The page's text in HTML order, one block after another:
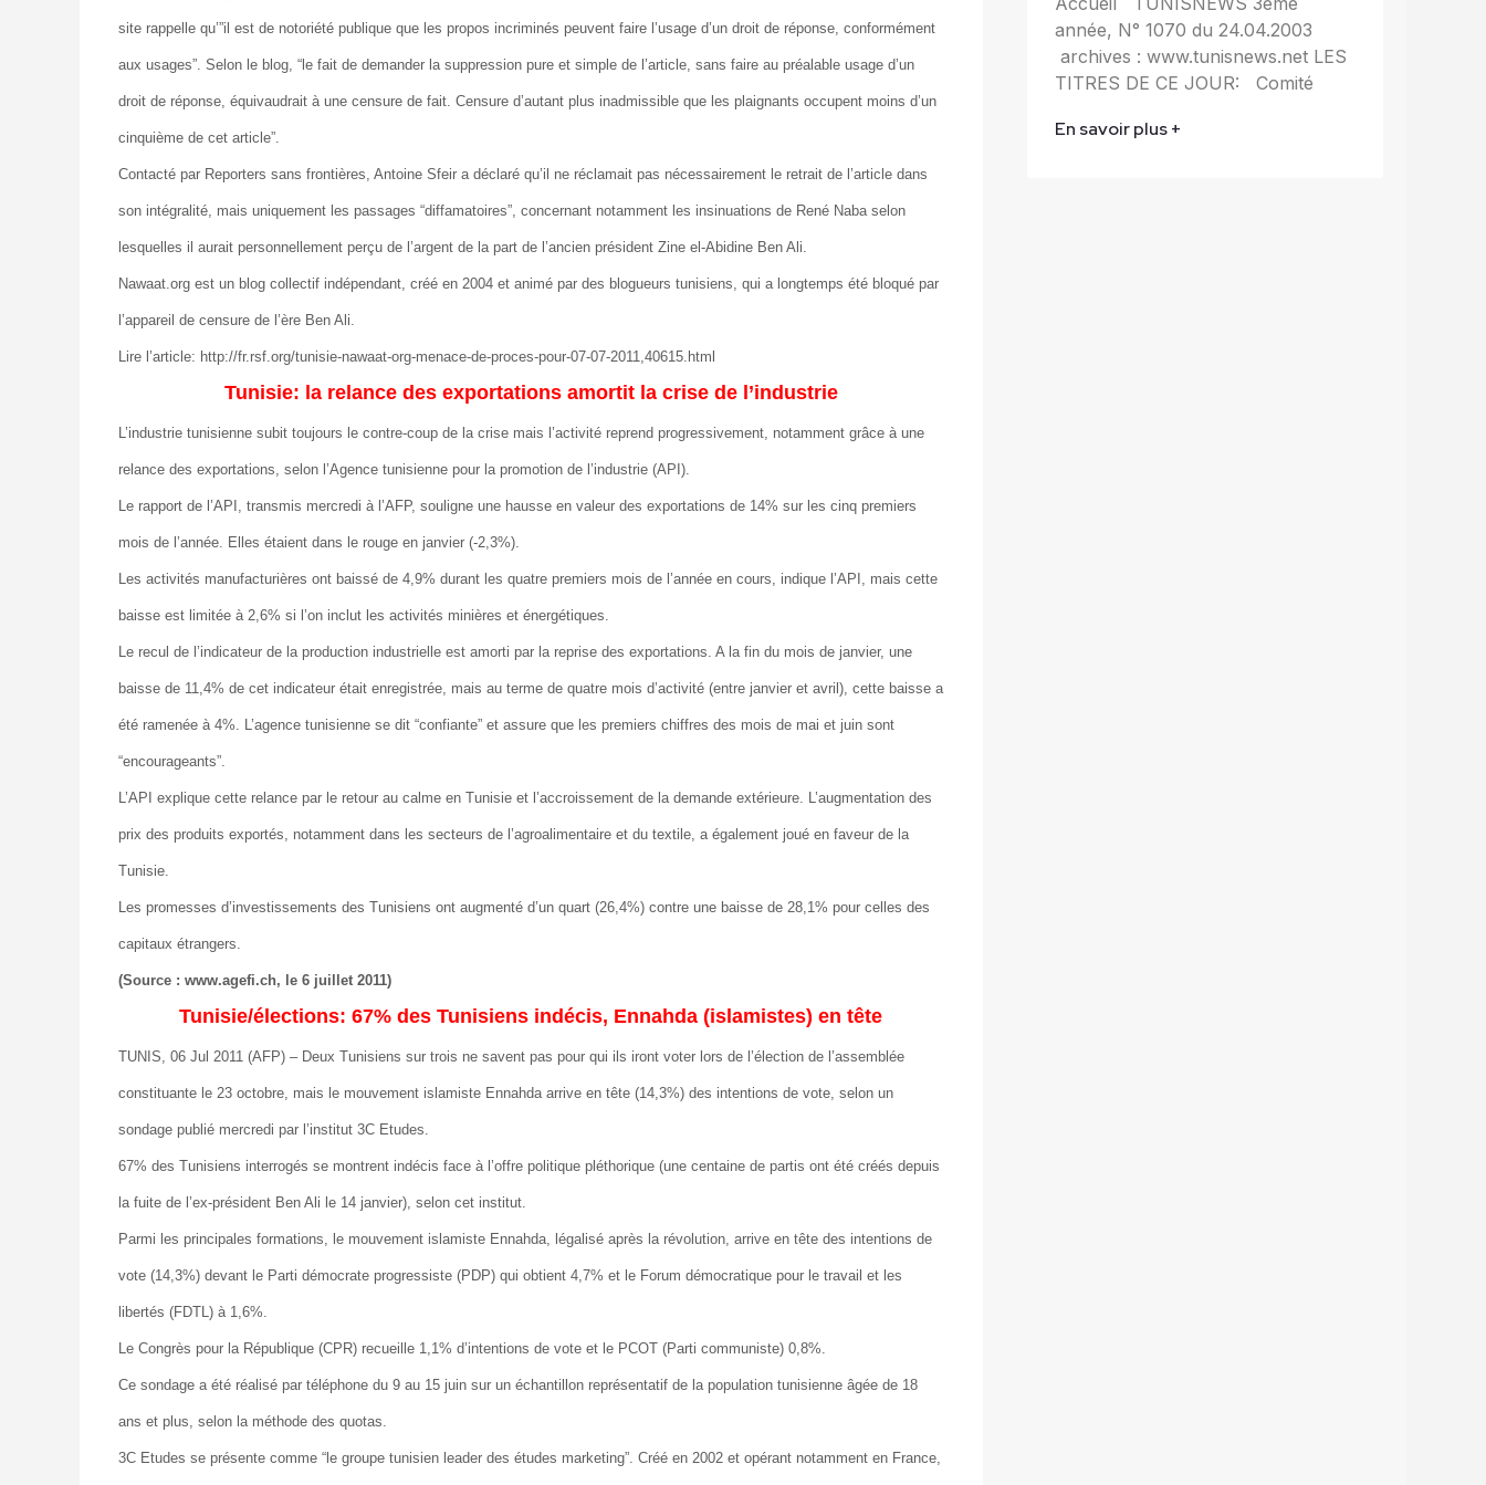
site rappelle qu’”il est de notoriété publique que les propos incriminés peuvent faire l’usage d’un droit de réponse, conformément
aux usages”. Selon le blog, “le fait de demander la suppression pure et simple de l’article, sans faire au préalable usage d’un
droit de réponse, équivaudrait à une censure de fait. Censure d’autant plus inadmissible que les plaignants occupent moins d’un
cinquième de cet article”.
Contacté par Reporters sans frontières, Antoine Sfeir a déclaré qu’il ne réclamait pas nécessairement le retrait de l’article dans
son intégralité, mais uniquement les passages “diffamatoires”, concernant notamment les insinuations de René Naba selon
lesquelles il aurait personnellement perçu de l’argent de la part de l’ancien président Zine el-Abidine Ben Ali.
Nawaat.org est un blog collectif indépendant, créé en 2004 et animé par des blogueurs tunisiens, qui a longtemps été bloqué par
l’appareil de censure de l’ère Ben Ali.
Lire l’article: http://fr.rsf.org/tunisie-nawaat-org-menace-de-proces-pour-07-07-2011,40615.html
Tunisie: la relance des exportations amortit la crise de l’industrie
L’industrie tunisienne subit toujours le contre-coup de la crise mais l’activité reprend progressivement, notamment grâce à une
relance des exportations, selon l’Agence tunisienne pour la promotion de l’industrie (API).
Le rapport de l’API, transmis mercredi à l’AFP, souligne une hausse en valeur des exportations de 14% sur les cinq premiers
mois de l’année. Elles étaient dans le rouge en janvier (-2,3%).
Les activités manufacturières ont baissé de 4,9% durant les quatre premiers mois de l’année en cours, indique l’API, mais cette
baisse est limitée à 2,6% si l’on inclut les activités minières et énergétiques.
Le recul de l’indicateur de la production industrielle est amorti par la reprise des exportations. A la fin du mois de janvier, une
baisse de 11,4% de cet indicateur était enregistrée, mais au terme de quatre mois d’activité (entre janvier et avril), cette baisse a
été ramenée à 4%. L’agence tunisienne se dit “confiante” et assure que les premiers chiffres des mois de mai et juin sont
“encourageants”.
L’API explique cette relance par le retour au calme en Tunisie et l’accroissement de la demande extérieure. L’augmentation des
prix des produits exportés, notamment dans les secteurs de l’agroalimentaire et du textile, a également joué en faveur de la
Tunisie.
Les promesses d’investissements des Tunisiens ont augmenté d’un quart (26,4%) contre une baisse de 28,1% pour celles des
capitaux étrangers.
(Source : www.agefi.ch, le 6 juillet 2011)
Tunisie/élections: 67% des Tunisiens indécis, Ennahda (islamistes) en tête
TUNIS, 06 Jul 2011 (AFP) – Deux Tunisiens sur trois ne savent pas pour qui ils iront voter lors de l’élection de l’assemblée
constituante le 23 octobre, mais le mouvement islamiste Ennahda arrive en tête (14,3%) des intentions de vote, selon un
sondage publié mercredi par l’institut 3C Etudes.
67% des Tunisiens interrogés se montrent indécis face à l’offre politique pléthorique (une centaine de partis ont été créés depuis
la fuite de l’ex-président Ben Ali le 14 janvier), selon cet institut.
Parmi les principales formations, le mouvement islamiste Ennahda, légalisé après la révolution, arrive en tête des intentions de
vote (14,3%) devant le Parti démocrate progressiste (PDP) qui obtient 4,7% et le Forum démocratique pour le travail et les
libertés (FDTL) à 1,6%.
Le Congrès pour la République (CPR) recueille 1,1% d’intentions de vote et le PCOT (Parti communiste) 0,8%.
Ce sondage a été réalisé par téléphone du 9 au 15 juin sur un échantillon représentatif de la population tunisienne âgée de 18
ans et plus, selon la méthode des quotas.
3C Etudes se présente comme “le groupe tunisien leader des études marketing”. Créé en 2002 et opérant notamment en France,
année, N° 1070 du 24.04.2003
archives : www.tunisnews.net LES
TITRES DE CE JOUR: Comité
En savoir plus +